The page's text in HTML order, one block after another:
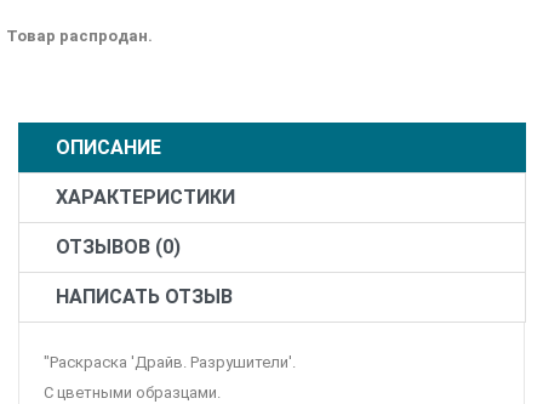
Товар распродан.
ОПИСАНИЕ
ХАРАКТЕРИСТИКИ
ОТЗЫВОВ (0)
НАПИСАТЬ ОТЗЫВ
"Раскраска 'Драйв. Разрушители'.
С цветными образцами.